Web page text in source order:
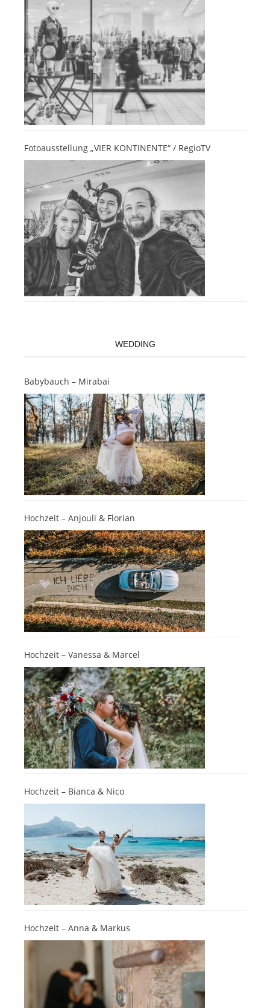
Fotoausstellung „VIER KONTINENTE“ / RegioTV
WEDDING
Babybauch – Mirabai
Hochzeit – Anjouli & Florian
Hochzeit – Vanessa & Marcel
Hochzeit – Bianca & Nico
Hochzeit – Anna & Markus